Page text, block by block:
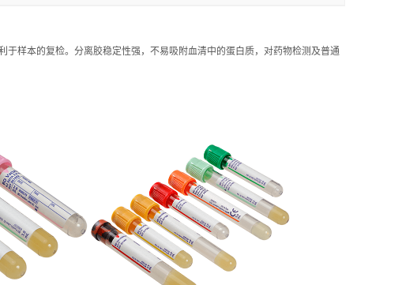
样本的复检。分离胶稳定性强，不易吸附血清中的蛋白质，对药物检测及普通